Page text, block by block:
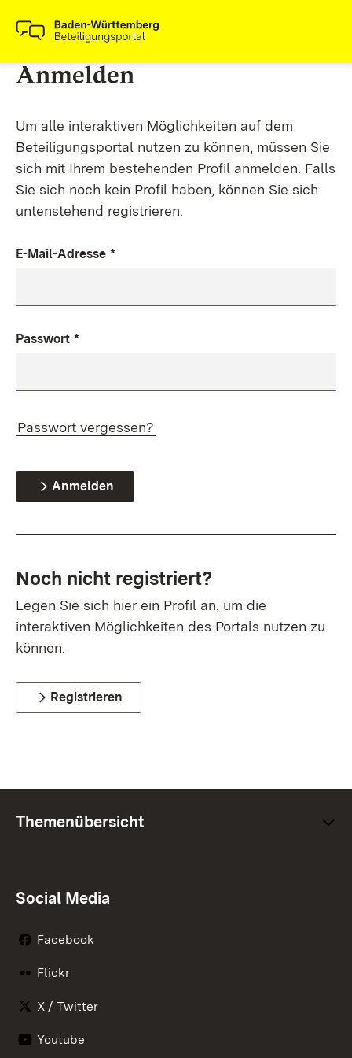
Anmelden
Um alle interaktiven Möglichkeiten auf dem
Beteiligungsportal nutzen zu können, müssen Sie
sich mit Ihrem bestehenden Profil anmelden. Falls
Sie sich noch kein Profil haben, können Sie sich
untenstehend registrieren.
E-Mail-Adresse *
Passwort *
Passwort vergessen?
Anmelden
Noch nicht registriert?
Legen Sie sich hier ein Profil an, um die
interaktiven Möglichkeiten des Portals nutzen zu
können.
Registrieren
Themenübersicht
Social Media
Facebook
Flickr
X / Twitter
Youtube